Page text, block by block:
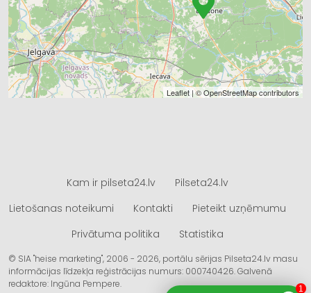
Leaflet | ©OpenStreetMapcontributors
Kam ir pilseta24.lv
Pilseta24.lv
Lietošanas noteikumi
Kontakti
Pieteikt uzņēmumu
Privātuma politika
Statistika
© SIA "heise marketing", 2006 - 2026, portālu sērijas Pilseta24.lv masu
informācijas līdzekļa reģistrācijas numurs: 000740426. Galvenā
redaktore: Ingūna Pempere.
1